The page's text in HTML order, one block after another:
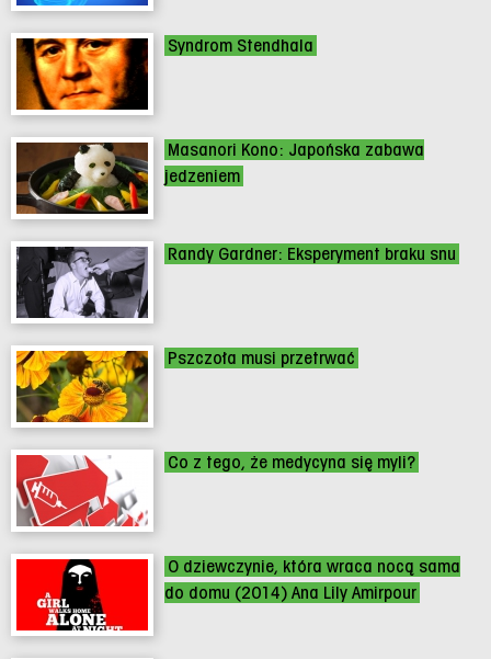
Syndrom Stendhala
Masanori Kono: Japońska zabawa
jedzeniem
Randy Gardner: Eksperyment braku snu
Pszczoła musi przetrwać
Co z tego, że medycyna się myli?
O dziewczynie, która wraca nocą sama
do domu (2014) Ana Lily Amirpour